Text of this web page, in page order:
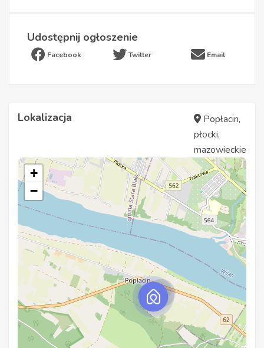
Udostępnij ogłoszenie
Facebook Twitter Email
Lokalizacja
Popłacin,
płocki,
mazowieckie
+
−